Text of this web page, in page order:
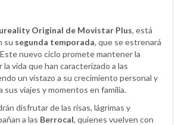
Original de Movistar Plus, está
su segunda temporada, que se estrenará
nuevo ciclo promete mantener la
la vida que han caracterizado a las
un vistazo a su crecimiento personal y
sus viajes y momentos en familia.
disfrutar de las risas, lágrimas y
a las Berrocal, quienes vuelven con